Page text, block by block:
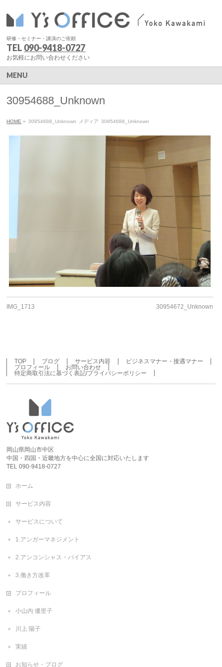
研修・セミナー・講演のご依頼
TEL 090-9418-0727
お気軽にお問い合わせください
MENU
30954688_Unknown
HOME » 30954688_Unknown メディア 30954688_Unknown
IMG_1713 30954672_Unknown
TOP ブログ サービス内容
ビジネスマナー・接遇マナー
プロフィール
お問い合わせ
特定商取引法に基づく表記/プライバシーポリシー
岡山県岡山市中区
中国・四国・近畿地方を中心に全国に対応いたします
TEL 090-9418-0727
ホーム
サービス内容
サービスについて
1.アンガーマネジメント
2.アンコンシャス・バイアス
3.働き方改革
プロフィール
小山内 優里子
川上 陽子
実績
お知らせ・ブログ